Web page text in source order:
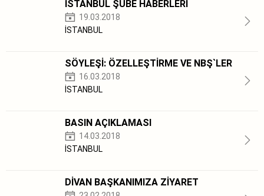
İSTANBUL ŞUBE HABERLERİ
19.03.2018
İSTANBUL
SÖYLEŞİ: ÖZELLEŞTİRME VE NBŞ`LER
16.03.2018
İSTANBUL
BASIN AÇIKLAMASI
14.03.2018
İSTANBUL
DİVAN BAŞKANIMIZA ZİYARET